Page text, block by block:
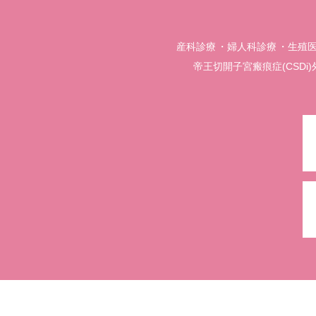
産科診療 婦人科診療
生殖
帝王切開子宮瘢痕症(CSDi)